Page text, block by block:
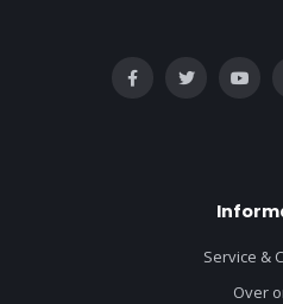
Service &
Over